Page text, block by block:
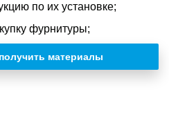
по их установке;
фурнитуры;
материалы